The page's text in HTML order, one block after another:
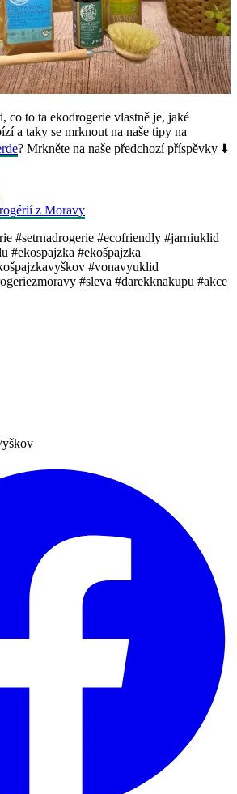
co to ta ekodrogerie vlastně je, jaké
a taky se mrknout na naše tipy na
? Mrkněte na naše předchozí příspěvky ⬇️
z Moravy
#setrnadrogerie #ecofriendly #jarniuklid
#ekospajzka #ekošpajzka
#vonavyuklid
#sleva #darekknakupu #akce